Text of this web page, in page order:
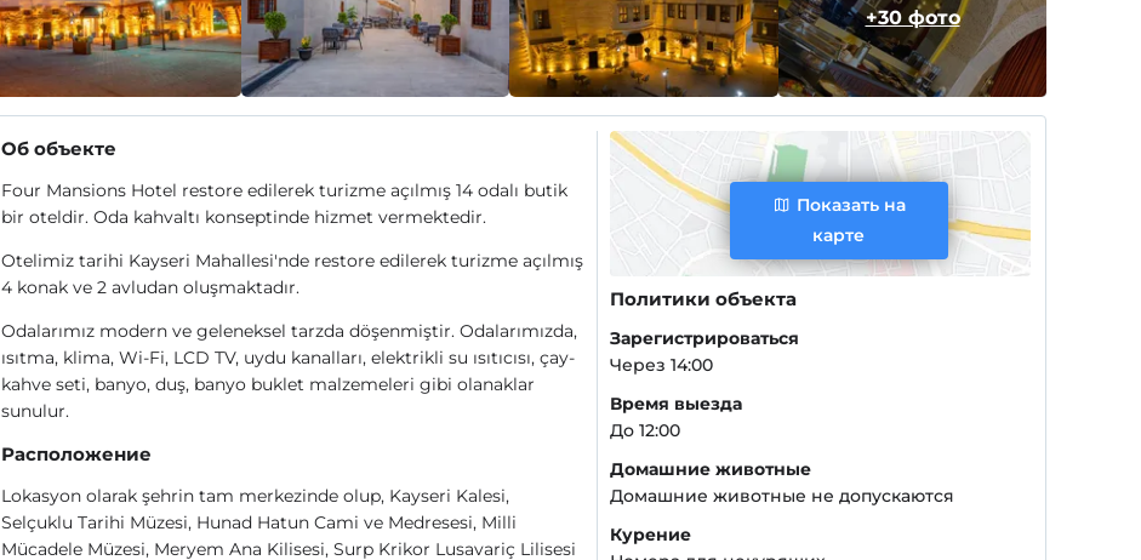
+30 фото
Об объекте
Four Mansions Hotel restore edilerek turizme açılmış 14 odalı butik
bir oteldir. Oda kahvaltı konseptinde hizmet vermektedir.
Otelimiz tarihi Kayseri Mahallesi'nde restore edilerek turizme açılmış
4 konak ve 2 avludan oluşmaktadır.
Odalarımız modern ve geleneksel tarzda döşenmiştir. Odalarımızda,
ısıtma, klima, Wi-Fi, LCD TV, uydu kanalları, elektrikli su ısıtıcısı, çay-
kahve seti, banyo, duş, banyo buklet malzemeleri gibi olanaklar
sunulur.
Расположение
Lokasyon olarak şehrin tam merkezinde olup, Kayseri Kalesi,
Selçuklu Tarihi Müzesi, Hunad Hatun Cami ve Medresesi, Milli
Mücadele Müzesi, Meryem Ana Kilisesi, Surp Krikor Lusavariç Lilisesi
Показать на
карте
Политики объекта
Зарегистрироваться
Через 14:00
Время выезда
До 12:00
Домашние животные
Домашние животные не допускаются
Курение